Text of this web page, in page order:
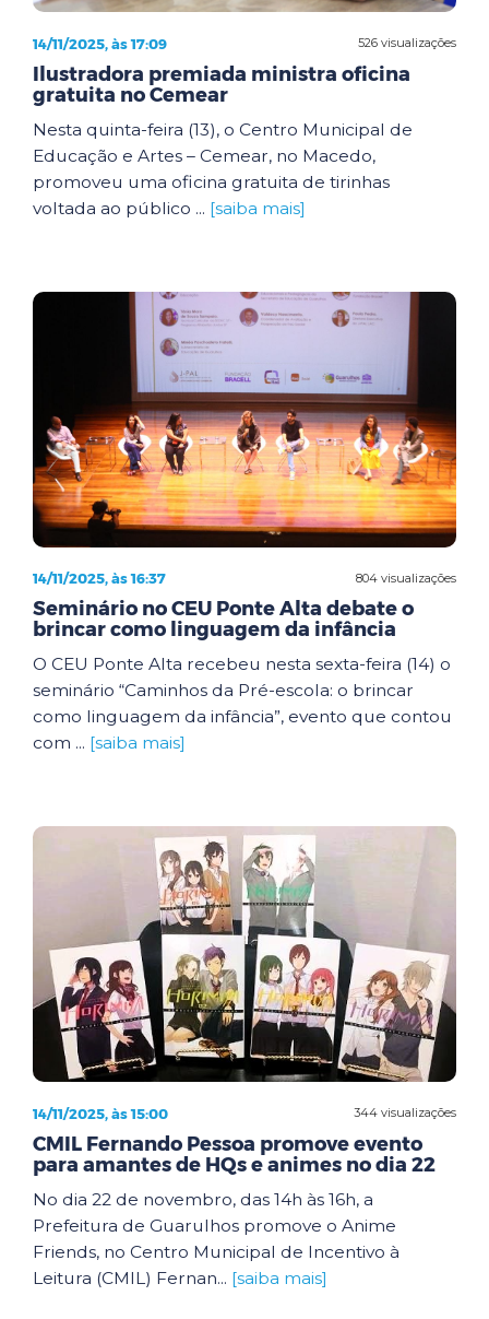
526 visualizações
14/11/2025, às 17:09
Ilustradora premiada ministra oficina
gratuita no Cemear
Nesta quinta-feira (13), o Centro Municipal de
Educação e Artes – Cemear, no Macedo,
promoveu uma oficina gratuita de tirinhas
voltada ao público ... [saiba mais]
804 visualizações
14/11/2025, às 16:37
Seminário no CEU Ponte Alta debate o
brincar como linguagem da infância
O CEU Ponte Alta recebeu nesta sexta-feira (14) o
seminário “Caminhos da Pré-escola: o brincar
como linguagem da infância”, evento que contou
com ... [saiba mais]
344 visualizações
14/11/2025, às 15:00
CMIL Fernando Pessoa promove evento
para amantes de HQs e animes no dia 22
No dia 22 de novembro, das 14h às 16h, a
Prefeitura de Guarulhos promove o Anime
Friends, no Centro Municipal de Incentivo à
Leitura (CMIL) Fernan... [saiba mais]